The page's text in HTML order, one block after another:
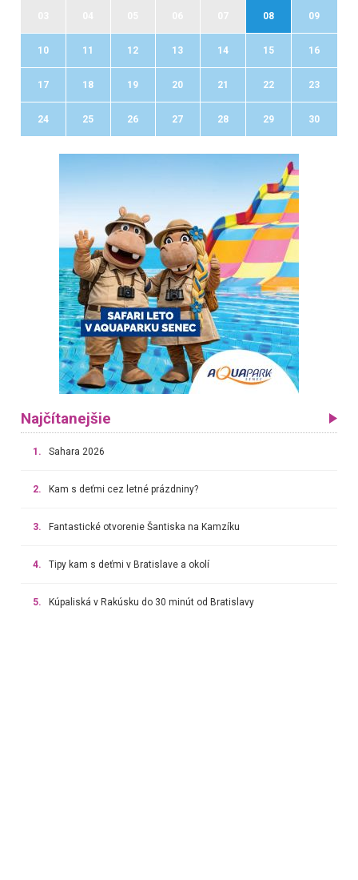
08 09
10 11 12 13 14 15 16
17 18 19 20 21 22 23
24 25 26 27 28 29 30
Najčítanejšie
1. Sahara 2026
2. Kam s deťmi cez letné prázdniny?
3. Fantastické otvorenie Šantiska na Kamzíku
4. Tipy kam s deťmi v Bratislave a okolí
5. Kúpaliská v Rakúsku do 30 minút od Bratislavy